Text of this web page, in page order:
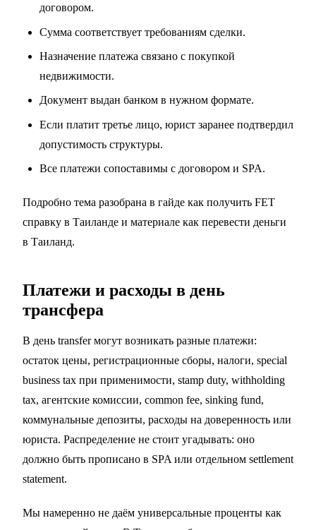
договором.
Сумма соответствует требованиям сделки.
Назначение платежа связано с покупкой
недвижимости.
Документ выдан банком в нужном формате.
Если платит третье лицо, юрист заранее подтвердил
допустимость структуры.
Все платежи сопоставимы с договором и SPA.
Подробно тема разобрана в гайде как получить FET
справку в Таиланде и материале как перевести деньги
в Таиланд.
Платежи и расходы в день
трансфера
В день transfer могут возникать разные платежи:
остаток цены, регистрационные сборы, налоги, special
business tax при применимости, stamp duty, withholding
tax, агентские комиссии, common fee, sinking fund,
коммунальные депозиты, расходы на доверенность или
юриста. Распределение не стоит угадывать: оно
должно быть прописано в SPA или отдельном settlement
statement.
Мы намеренно не даём универсальные проценты как